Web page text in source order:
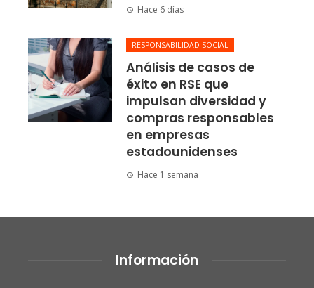
Hace 6 días
RESPONSABILIDAD SOCIAL
Análisis de casos de
éxito en RSE que
impulsan diversidad y
compras responsables
en empresas
estadounidenses
Hace 1 semana
Información